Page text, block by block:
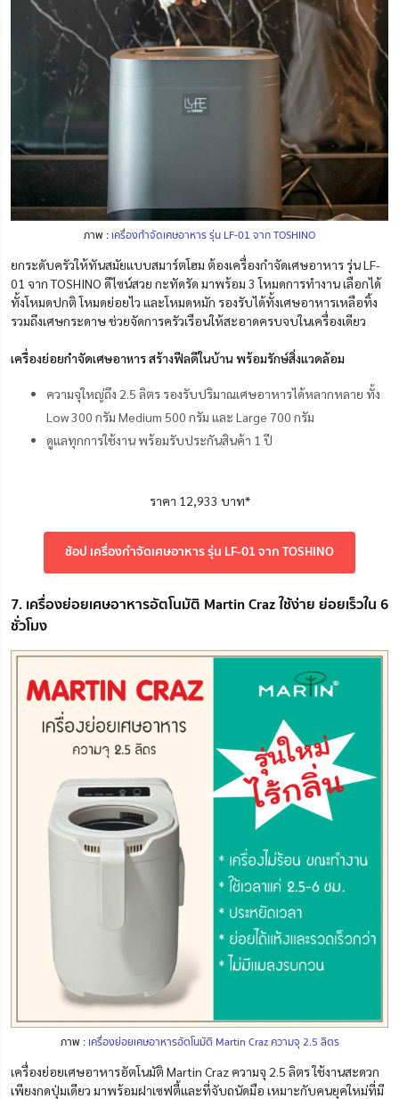
ภาพ : เครื่องกำจัดเศษอาหาร รุ่น LF-01 จาก TOSHINO
ยกระดับครัวให้ทันสมัยแบบสมาร์ตโฮม ต้องเครื่องกำจัดเศษอาหาร รุ่น LF-
01 จาก TOSHINO ดีไซน์สวย กะทัดรัด มาพร้อม 3 โหมดการทำงาน เลือกได้
ทั้งโหมดปกติ โหมดย่อยไว และโหมดหมัก รองรับได้ทั้งเศษอาหารเหลือทิ้ง
รวมถึงเศษกระดาษ ช่วยจัดการครัวเรือนให้สะอาดครบจบในเครื่องเดียว
เครื่องย่อยกำจัดเศษอาหาร สร้างฟีลดีในบ้าน พร้อมรักษ์สิ่งแวดล้อม
ความจุใหญ่ถึง 2.5 ลิตร รองรับปริมาณเศษอาหารได้หลากหลาย ทั้ง
Low 300 กรัม Medium 500 กรัม และ Large 700 กรัม
ดูแลทุกการใช้งาน พร้อมรับประกันสินค้า 1 ปี
ราคา 12,933 บาท*
ช้อป เครื่องกำจัดเศษอาหาร รุ่น LF-01 จาก TOSHINO
7. เครื่องย่อยเศษอาหารอัตโนมัติ Martin Craz ใช้ง่าย ย่อยเร็วใน 6
ชั่วโมง
ภาพ : เครื่องย่อยเศษอาหารอัตโนมัติ Martin Craz ความจุ 2.5 ลิตร
เครื่องย่อยเศษอาหารอัตโนมัติ Martin Craz ความจุ 2.5 ลิตร ใช้งานสะดวก
เพียงกดปุ่มเดียว มาพร้อมฝาเซฟตี้และที่จับถนัดมือ เหมาะกับคนยุคใหม่ที่มี